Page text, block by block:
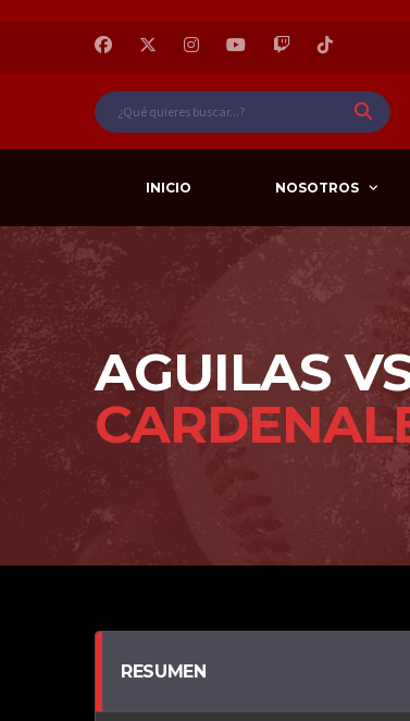
INICIO NOSOTROS
AGUILAS
RESUMEN